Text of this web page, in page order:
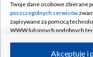
Rada Programowa
System NOS
Informacje o nadawcy
Twoje dane osobowe zbierane
poszczególnych serwisów
zapisywane za pomocą
WWW lub innych podobnych
Akceptuję i